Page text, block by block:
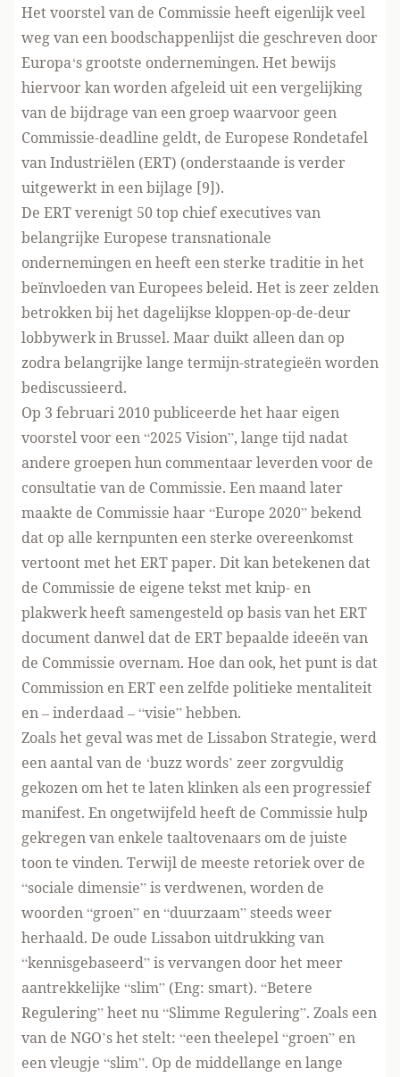
Het voorstel van de Commissie heeft eigenlijk veel
weg van een boodschappenlijst die geschreven door
Europa‘s grootste ondernemingen. Het bewijs
hiervoor kan worden afgeleid uit een vergelijking
van de bijdrage van een groep waarvoor geen
Commissie-deadline geldt, de Europese Rondetafel
van Industriëlen (ERT) (onderstaande is verder
uitgewerkt in een bijlage [9]).
De ERT verenigt 50 top chief executives van
belangrijke Europese transnationale
ondernemingen en heeft een sterke traditie in het
beïnvloeden van Europees beleid. Het is zeer zelden
betrokken bij het dagelijkse kloppen-op-de-deur
lobbywerk in Brussel. Maar duikt alleen dan op
zodra belangrijke lange termijn-strategieën worden
bediscussieerd.
Op 3 februari 2010 publiceerde het haar eigen
voorstel voor een “2025 Vision”, lange tijd nadat
andere groepen hun commentaar leverden voor de
consultatie van de Commissie. Een maand later
maakte de Commissie haar “Europe 2020” bekend
dat op alle kernpunten een sterke overeenkomst
vertoont met het ERT paper. Dit kan betekenen dat
de Commissie de eigene tekst met knip- en
plakwerk heeft samengesteld op basis van het ERT
document danwel dat de ERT bepaalde ideeën van
de Commissie overnam. Hoe dan ook, het punt is dat
Commission en ERT een zelfde politieke mentaliteit
en – inderdaad – “visie” hebben.
Zoals het geval was met de Lissabon Strategie, werd
een aantal van de ‘buzz words’ zeer zorgvuldig
gekozen om het te laten klinken als een progressief
manifest. En ongetwijfeld heeft de Commissie hulp
gekregen van enkele taaltovenaars om de juiste
toon te vinden. Terwijl de meeste retoriek over de
“sociale dimensie” is verdwenen, worden de
woorden “groen” en “duurzaam” steeds weer
herhaald. De oude Lissabon uitdrukking van
“kennisgebaseerd” is vervangen door het meer
aantrekkelijke “slim” (Eng: smart). “Betere
Regulering” heet nu “Slimme Regulering”. Zoals een
van de NGO’s het stelt: “een theelepel “groen” en
een vleugje “slim”. Op de middellange en lange